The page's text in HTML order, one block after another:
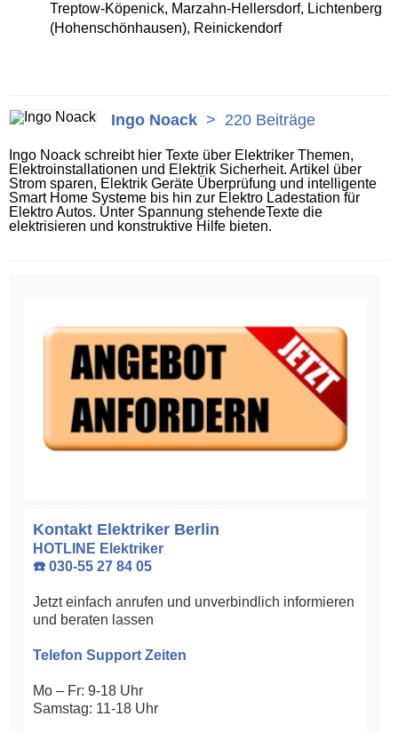
Treptow-Köpenick, Marzahn-Hellersdorf, Lichtenberg
(Hohenschönhausen), Reinickendorf
Ingo Noack > 220 Beiträge
Ingo Noack schreibt hier Texte über Elektriker Themen,
Elektroinstallationen und Elektrik Sicherheit. Artikel über
Strom sparen, Elektrik Geräte Überprüfung und intelligente
Smart Home Systeme bis hin zur Elektro Ladestation für
Elektro Autos. Unter Spannung stehendeTexte die
elektrisieren und konstruktive Hilfe bieten.
Kontakt Elektriker Berlin
HOTLINE Elektriker
☎️ 030-55 27 84 05
Jetzt einfach anrufen und unverbindlich informieren
und beraten lassen
Telefon Support Zeiten
Mo – Fr: 9-18 Uhr
Samstag: 11-18 Uhr